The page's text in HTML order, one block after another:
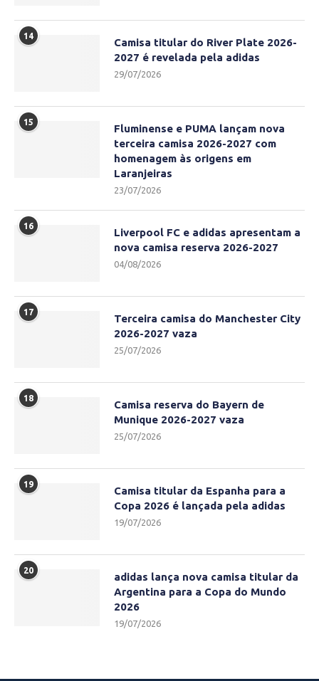
14
Camisa titular do River Plate 2026-
2027 é revelada pela adidas
29/07/2026
15
Fluminense e PUMA lançam nova
terceira camisa 2026-2027 com
homenagem às origens em
Laranjeiras
23/07/2026
16
Liverpool FC e adidas apresentam a
nova camisa reserva 2026-2027
04/08/2026
17
Terceira camisa do Manchester City
2026-2027 vaza
25/07/2026
18
Camisa reserva do Bayern de
Munique 2026-2027 vaza
25/07/2026
19
Camisa titular da Espanha para a
Copa 2026 é lançada pela adidas
19/07/2026
20
adidas lança nova camisa titular da
Argentina para a Copa do Mundo
2026
19/07/2026